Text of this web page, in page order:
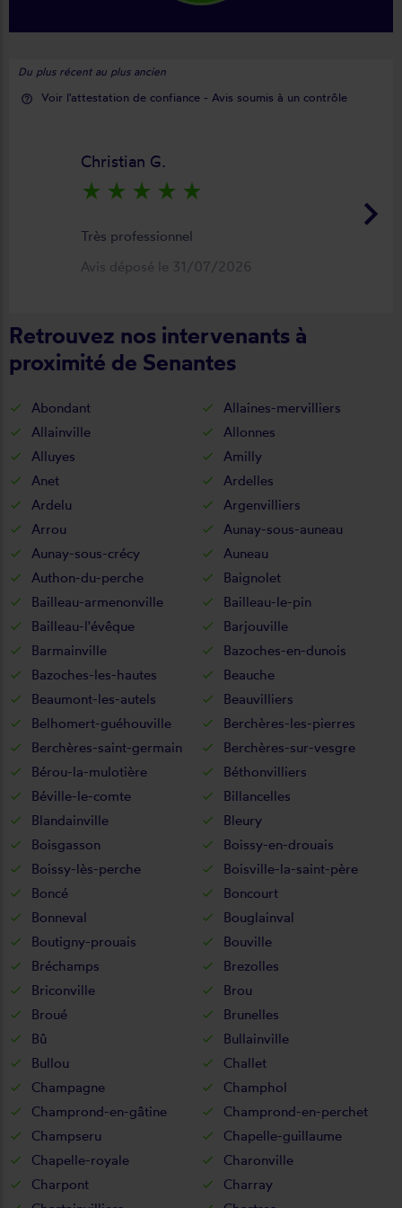
Du plus récent au plus ancien
help_outline Voir l'attestation de confiance - Avis soumis à un contrôle
keyboard_arrow_right
Christian G.
star_rate star_rate star_rate star_rate star_rate
Très professionnel
Avis déposé le 31/07/2026
Retrouvez nos intervenants à
proximité de Senantes
Abondant
Allaines-mervilliers
Allainville
Allonnes
Alluyes
Amilly
Anet
Ardelles
Ardelu
Argenvilliers
Arrou
Aunay-sous-auneau
Aunay-sous-crécy
Auneau
Authon-du-perche
Baignolet
Bailleau-armenonville
Bailleau-le-pin
Bailleau-l'évêque
Barjouville
Barmainville
Bazoches-en-dunois
Bazoches-les-hautes
Beauche
Beaumont-les-autels
Beauvilliers
Belhomert-guéhouville
Berchères-les-pierres
Berchères-saint-germain
Berchères-sur-vesgre
Bérou-la-mulotière
Béthonvilliers
Béville-le-comte
Billancelles
Blandainville
Bleury
Boisgasson
Boissy-en-drouais
Boissy-lès-perche
Boisville-la-saint-père
Boncé
Boncourt
Bonneval
Bouglainval
Boutigny-prouais
Bouville
Bréchamps
Brezolles
Briconville
Brou
Broué
Brunelles
Bû
Bullainville
Bullou
Challet
Champagne
Champhol
Champrond-en-gâtine
Champrond-en-perchet
Champseru
Chapelle-guillaume
Chapelle-royale
Charonville
Charpont
Charray